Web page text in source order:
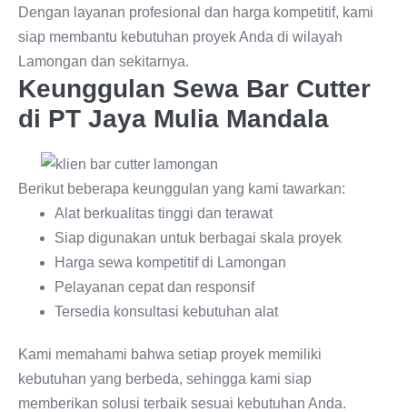
Dengan layanan profesional dan harga kompetitif, kami
siap membantu kebutuhan proyek Anda di wilayah
Lamongan dan sekitarnya.
Keunggulan Sewa Bar Cutter
di PT Jaya Mulia Mandala
Berikut beberapa keunggulan yang kami tawarkan:
Alat berkualitas tinggi dan terawat
Siap digunakan untuk berbagai skala proyek
Harga sewa kompetitif di Lamongan
Pelayanan cepat dan responsif
Tersedia konsultasi kebutuhan alat
Kami memahami bahwa setiap proyek memiliki
kebutuhan yang berbeda, sehingga kami siap
memberikan solusi terbaik sesuai kebutuhan Anda.